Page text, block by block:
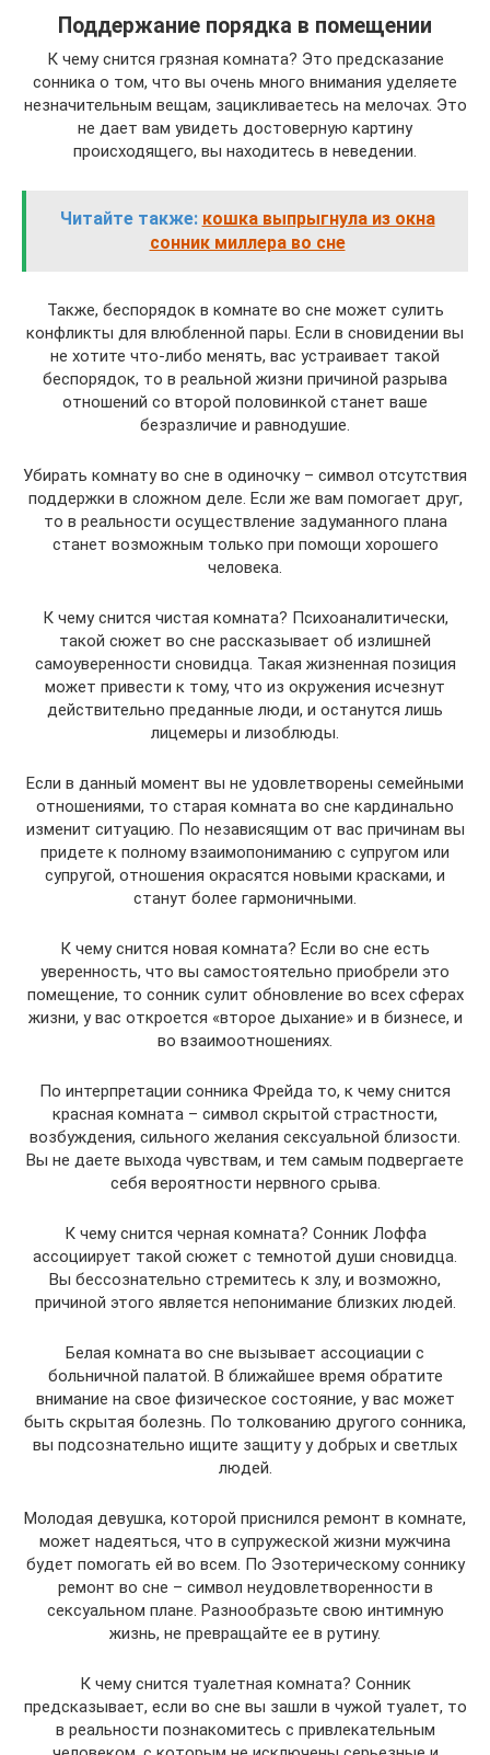
Поддержание порядка в помещении
К чему снится грязная комната? Это предсказание
сонника о том, что вы очень много внимания уделяете
незначительным вещам, зацикливаетесь на мелочах. Это
не дает вам увидеть достоверную картину
происходящего, вы находитесь в неведении.
Читайте также: кошка выпрыгнула из окна
сонник миллера во сне
Также, беспорядок в комнате во сне может сулить
конфликты для влюбленной пары. Если в сновидении вы
не хотите что-либо менять, вас устраивает такой
беспорядок, то в реальной жизни причиной разрыва
отношений со второй половинкой станет ваше
безразличие и равнодушие.
Убирать комнату во сне в одиночку – символ отсутствия
поддержки в сложном деле. Если же вам помогает друг,
то в реальности осуществление задуманного плана
станет возможным только при помощи хорошего
человека.
К чему снится чистая комната? Психоаналитически,
такой сюжет во сне рассказывает об излишней
самоуверенности сновидца. Такая жизненная позиция
может привести к тому, что из окружения исчезнут
действительно преданные люди, и останутся лишь
лицемеры и лизоблюды.
Если в данный момент вы не удовлетворены семейными
отношениями, то старая комната во сне кардинально
изменит ситуацию. По независящим от вас причинам вы
придете к полному взаимопониманию с супругом или
супругой, отношения окрасятся новыми красками, и
станут более гармоничными.
К чему снится новая комната? Если во сне есть
уверенность, что вы самостоятельно приобрели это
помещение, то сонник сулит обновление во всех сферах
жизни, у вас откроется «второе дыхание» и в бизнесе, и
во взаимоотношениях.
По интерпретации сонника Фрейда то, к чему снится
красная комната – символ скрытой страстности,
возбуждения, сильного желания сексуальной близости.
Вы не даете выхода чувствам, и тем самым подвергаете
себя вероятности нервного срыва.
К чему снится черная комната? Сонник Лоффа
ассоциирует такой сюжет с темнотой души сновидца.
Вы бессознательно стремитесь к злу, и возможно,
причиной этого является непонимание близких людей.
Белая комната во сне вызывает ассоциации с
больничной палатой. В ближайшее время обратите
внимание на свое физическое состояние, у вас может
быть скрытая болезнь. По толкованию другого сонника,
вы подсознательно ищите защиту у добрых и светлых
людей.
Молодая девушка, которой приснился ремонт в комнате,
может надеяться, что в супружеской жизни мужчина
будет помогать ей во всем. По Эзотерическому соннику
ремонт во сне – символ неудовлетворенности в
сексуальном плане. Разнообразьте свою интимную
жизнь, не превращайте ее в рутину.
К чему снится туалетная комната? Сонник
предсказывает, если во сне вы зашли в чужой туалет, то
в реальности познакомитесь с привлекательным